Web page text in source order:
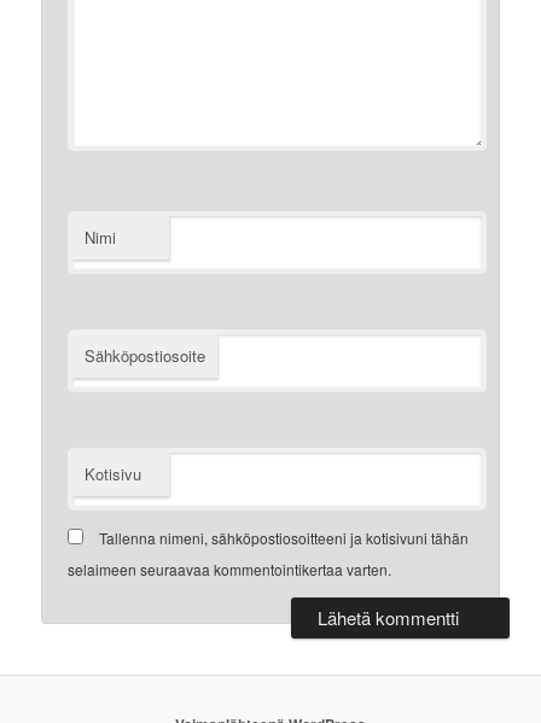
Nimi
Sähköpostiosoite
Kotisivu
Tallenna nimeni, sähköpostiosoitteeni ja kotisivuni tähän
selaimeen seuraavaa kommentointikertaa varten.